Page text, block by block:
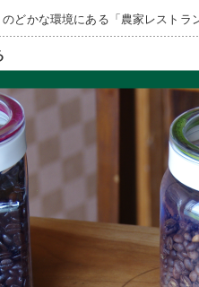
どかな環境にある「農家レストラ